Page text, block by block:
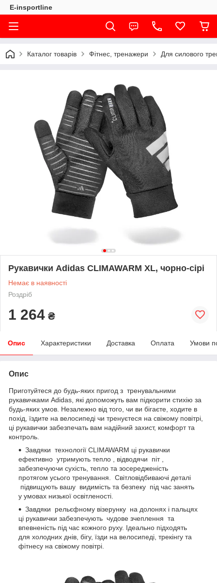
E-insportline
Каталог товарів Фітнес, тренажери Для силового
Рукавички Adidas CLIMAWARM XL, чорно-сірі
Немає в наявності
Роздріб
1 264 ₴
Опис Характеристики Доставка Оплата Умови
Опис
Приготуйтеся до будь-яких пригод з тренувальними
рукавичками Adidas, які допоможуть вам підкорити стихію за
будь-яких умов. Незалежно від того, чи ви бігаєте, ходите в
похід, їздите на велосипеді чи тренуєтеся на свіжому повітрі,
ці рукавички забезпечать вам надійний захист, комфорт та
контроль.
Завдяки технології CLIMAWARM ці рукавички
ефективно утримують тепло , відводячи піт ,
забезпечуючи сухість, тепло та зосередженість
протягом усього тренування. Світловідбиваючі деталі
підвищують вашу видимість та безпеку під час занять
у умовах низької освітленості.
Завдяки рельєфному візерунку на долонях і пальцях
ці рукавички забезпечують чудове зчеплення та
впевненість під час кожного руху. Ідеально підходять
для холодних днів, бігу, їзди на велосипеді, трекінгу та
фітнесу на свіжому повітрі.